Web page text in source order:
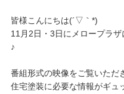
皆様こんにちは(´▽｀*)
11月2日・3日にメロープラ
♪
番組形式の映像をご覧いただ
住宅塗装に必要な情報がギュ